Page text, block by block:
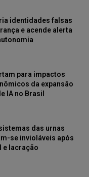
identidades falsas
e acende alerta
para impactos
da expansão
IA no Brasil
das urnas
se invioláveis após
e lacração